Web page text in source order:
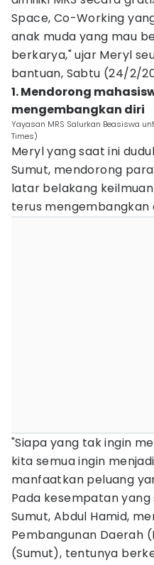
Space, Co-Working
anak muda yang mau
berkarya," ujar Meryl
bantuan, Sabtu (24/2/
1. Mendorong
mengembangkan diri
Yayasan MRS Salurkan Beasiswa
Times)
Meryl yang saat ini
Sumut, mendorong
latar belakang
terus mengembangkan
"Siapa yang tak ingin
kita semua ingin
manfaatkan peluang
Pada kesempatan yang
Sumut, Abdul Hamid,
Pembangunan Daerah
(Sumut), tentunya